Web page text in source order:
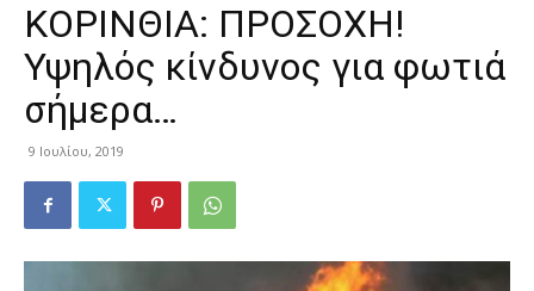
ΚΟΡΙΝΘΙΑ: ΠΡΟΣΟΧΗ!
Υψηλός κίνδυνος για φωτιά
σήμερα…
9 Ιουλίου, 2019